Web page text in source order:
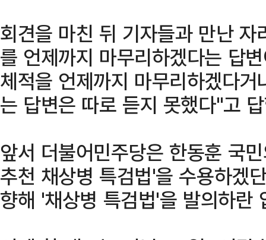
회견을 마친 뒤 기자들과 만난
를 언제까지 마무리하겠다는 답
체적을 언제까지 마무리하겠다
는 답변은 따로 듣지 못했다"고
앞서 더불어민주당은 한동훈 국
추천 채상병 특검법'을 수용하겠
향해 '채상병 특검법'을 발의하란